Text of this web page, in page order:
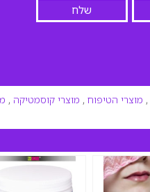
, מוצרי הטיפוח , מוצרי קוסמטיקה ,